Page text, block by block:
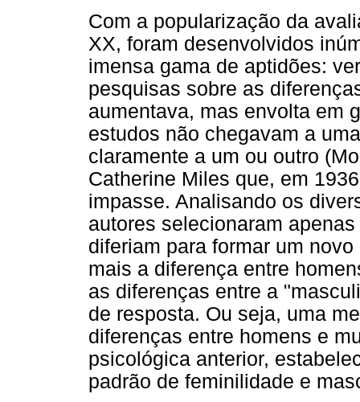
Com a popularização da
XX, foram desenvolvidos
imensa gama de aptidões:
pesquisas sobre as
aumentava, mas envolta em
estudos não chegavam a
claramente a um ou outro
Catherine Miles que, em
impasse. Analisando os
autores selecionaram
diferiam para formar um
mais a diferença entre
as diferenças entre a
de resposta. Ou seja, uma
diferenças entre homens e
psicológica anterior,
padrão de feminilidade e